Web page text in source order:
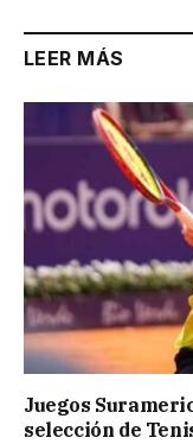
LEER MÁS
Juegos
selección de